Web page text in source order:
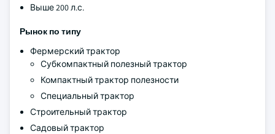
Выше 200 л.с.
Рынок по типу
Фермерский трактор
Субкомпактный полезный трактор
Компактный трактор полезности
Специальный трактор
Строительный трактор
Садовый трактор